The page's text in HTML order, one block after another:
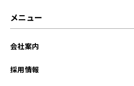
メニュー
会社案内
採用情報